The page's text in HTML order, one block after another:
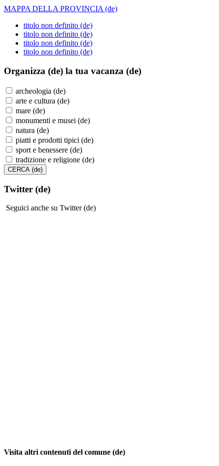
MAPPA DELLA PROVINCIA (de)
titolo non definito (de)
titolo non definito (de)
titolo non definito (de)
titolo non definito (de)
Organizza (de) la tua vacanza (de)
archeologia (de)
arte e cultura (de)
mare (de)
monumenti e musei (de)
natura (de)
piatti e prodotti tipici (de)
sport e benessere (de)
tradizione e religione (de)
Twitter (de)
Seguici anche su Twitter (de)
Visita altri contenuti del comune (de)